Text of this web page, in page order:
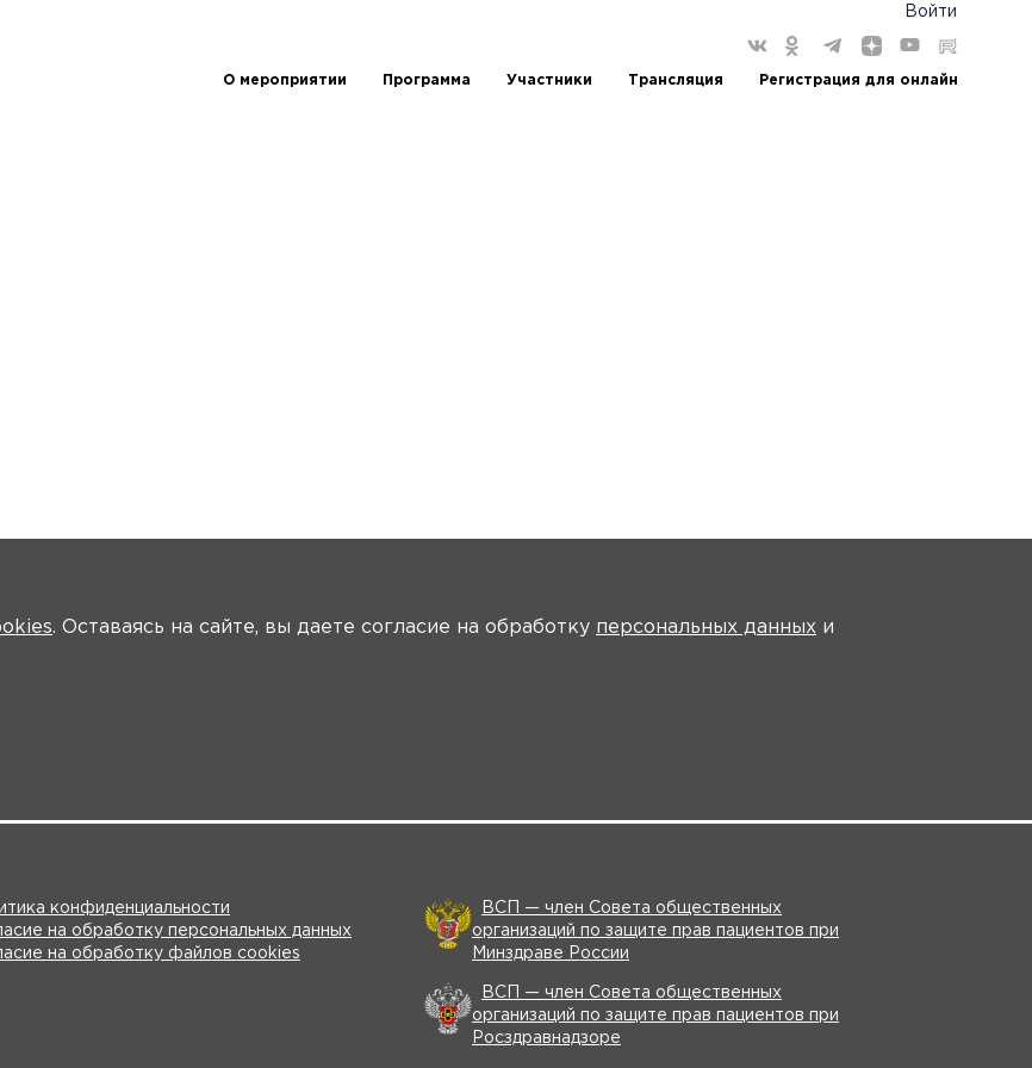
Войти
О мероприятии Программа Участники Трансляция Регистрация для онлайн
. Оставаясь на сайте, вы даете согласие на обработку персональных данных и
конфиденциальности
на обработку персональных данных
на обработку файлов cookies
ВСП — член Совета общественных
организаций по защите прав пациентов при
Минздраве России
ВСП — член Совета общественных
организаций по защите прав пациентов при
Росздравнадзоре